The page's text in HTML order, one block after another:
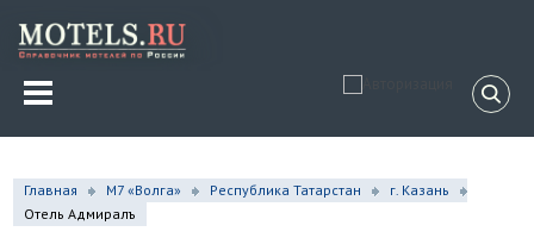
Главная М7 «Волга» Республика Татарстан
г. Казань
Отель Адмиралъ